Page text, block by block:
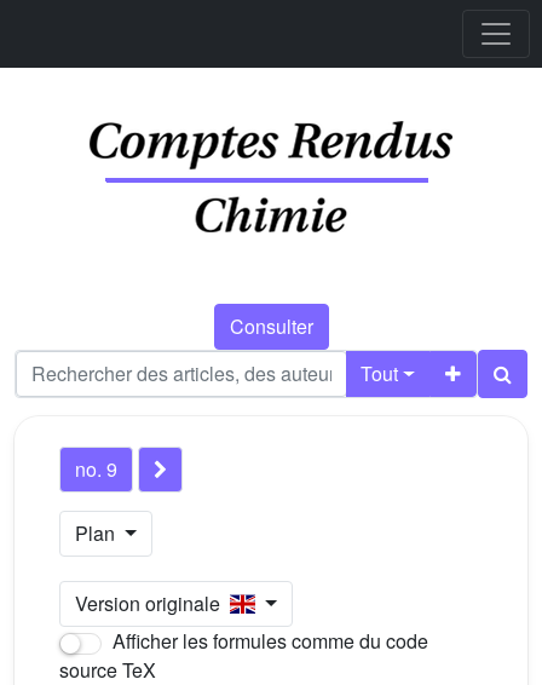
Consulter
Tout
no. 9
Plan
Version originale
Afficher les formules comme du code
source TeX